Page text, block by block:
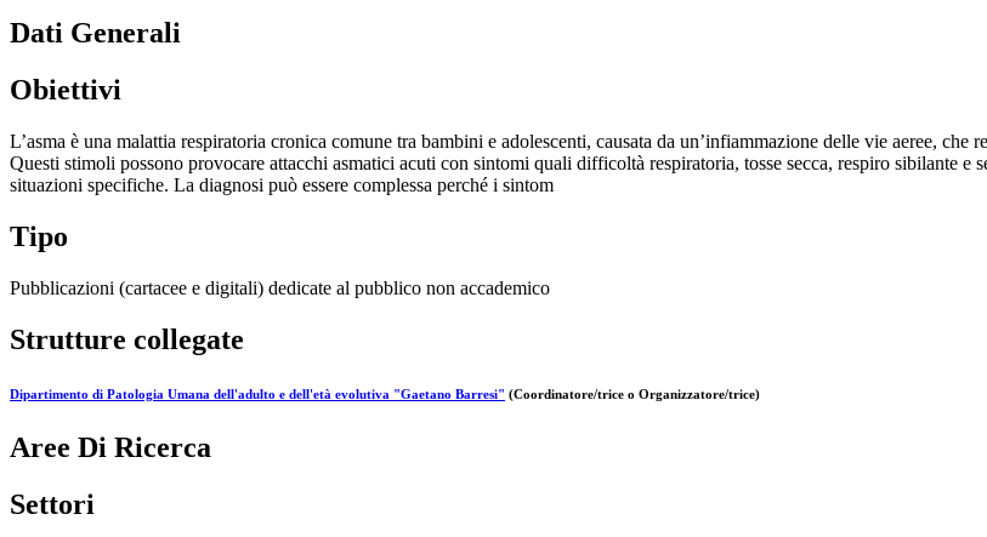
Dati Generali
Obiettivi
L’asma è una malattia respiratoria cronica comune tra bambini e adolescenti, causata da un’infiammazione delle vie aeree,
Questi stimoli possono provocare attacchi asmatici acuti con sintomi quali difficoltà respiratoria, tosse secca, respiro sibilante
situazioni specifiche. La diagnosi può essere complessa perché i sintom
Tipo
Pubblicazioni (cartacee e digitali) dedicate al pubblico non accademico
Strutture collegate
Dipartimento di Patologia Umana dell'adulto e dell'età evolutiva "Gaetano Barresi" (Coordinatore/trice o Organizzatore/trice)
Aree Di Ricerca
Settori